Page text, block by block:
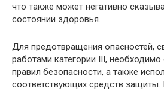
что также может негативно
состоянии здоровья.
Для предотвращения опасностей,
работами категории III,
правил безопасности, а также
соответствующих средств защиты.